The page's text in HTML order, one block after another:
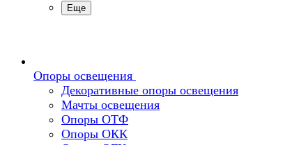
Еще
Опоры освещения
Декоративные опоры освещения
Мачты освещения
Опоры ОТФ
Опоры ОКК